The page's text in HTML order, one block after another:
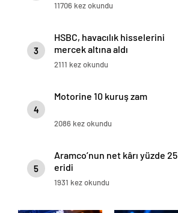
11706 kez okundu
3
HSBC, havacılık hisselerini
mercek altına aldı
2111 kez okundu
4
Motorine 10 kuruş zam
2086 kez okundu
5
Aramco’nun net kârı yüzde 25
eridi
1931 kez okundu